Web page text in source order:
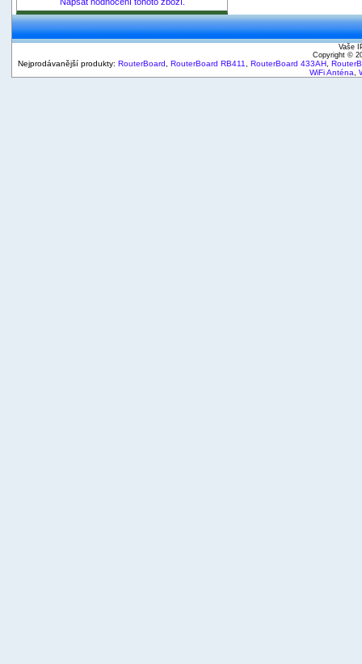
Vaše
Copyright ©
Nejprodávanější produkty: RouterBoard RouterBoard RB411 RouterBoard 433AH
WiFi Anténa